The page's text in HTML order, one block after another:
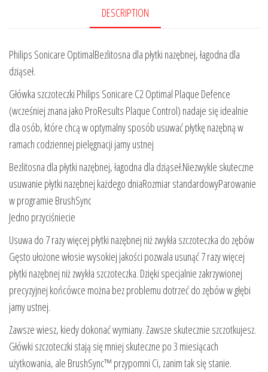
DESCRIPTION
Philips Sonicare OptimalBezlitosna dla płytki nazębnej, łagodna dla
dziąseł.
Główka szczoteczki Philips Sonicare C2 Optimal Plaque Defence
(wcześniej znana jako ProResults Plaque Control) nadaje się idealnie
dla osób, które chcą w optymalny sposób usuwać płytkę nazębną w
ramach codziennej pielęgnacji jamy ustnej
Bezlitosna dla płytki nazębnej, łagodna dla dziąseł.Niezwykle skuteczne
usuwanie płytki nazębnej każdego dniaRozmiar standardowyParowanie
w programie BrushSync
Jedno przyciśniecie
Usuwa do 7 razy więcej płytki nazębnej niż zwykła szczoteczka do zębów
Gęsto ułożone włosie wysokiej jakości pozwala usunąć 7 razy więcej
płytki nazębnej niż zwykła szczoteczka. Dzięki specjalnie zakrzywionej
precyzyjnej końcówce można bez problemu dotrzeć do zębów w głębi
jamy ustnej.
Zawsze wiesz, kiedy dokonać wymiany. Zawsze skutecznie szczotkujesz.
Główki szczoteczki stają się mniej skuteczne po 3 miesiącach
użytkowania, ale BrushSync™ przypomni Ci, zanim tak się stanie.